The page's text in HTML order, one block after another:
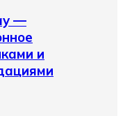
—
и